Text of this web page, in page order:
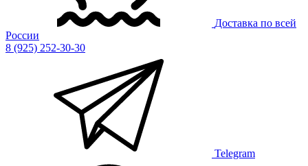
Доставка по всей
России
8 (925) 252-30-30
Telegram